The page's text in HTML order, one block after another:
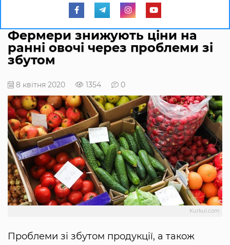
Фермери знижують ціни на
ранні овочі через проблеми зі
збутом
8 квітня 2020 1354 0
Kurkul.com
Проблеми зі збутом продукції, а також